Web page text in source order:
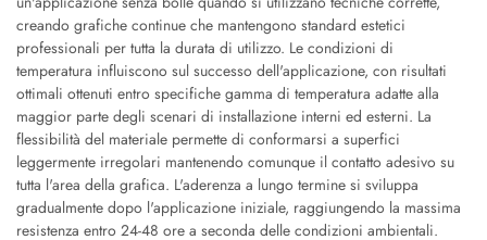
creando grafiche continue che mantengono standard estetici
professionali per tutta la durata di utilizzo. Le condizioni di
temperatura influiscono sul successo dell'applicazione, con risultati
ottimali ottenuti entro specifiche gamma di temperatura adatte alla
maggior parte degli scenari di installazione interni ed esterni. La
flessibilità del materiale permette di conformarsi a superfici
leggermente irregolari mantenendo comunque il contatto adesivo su
tutta l'area della grafica. L'aderenza a lungo termine si sviluppa
gradualmente dopo l'applicazione iniziale, raggiungendo la massima
resistenza entro 24-48 ore a seconda delle condizioni ambientali.